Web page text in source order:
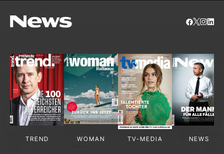
TREND WOMAN TV-MEDIA NEWS